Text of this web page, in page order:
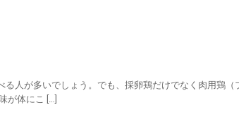
人が多いでしょう。でも、採卵鶏だけでなく肉用鶏（
が体にこ […]